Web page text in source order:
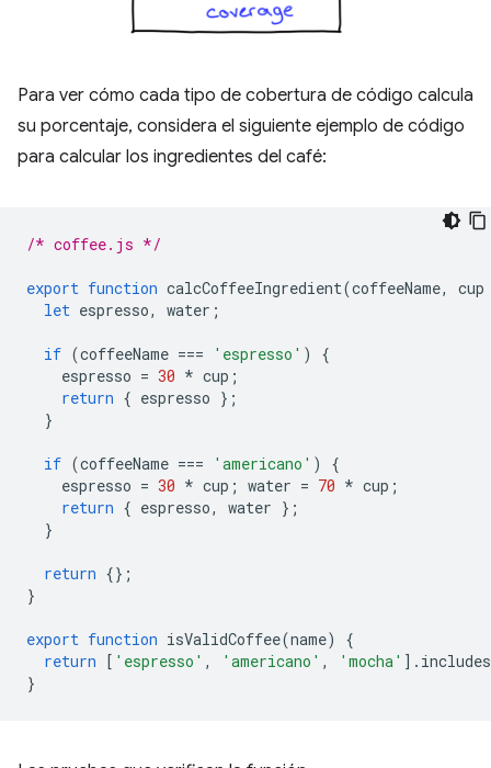
Para ver cómo cada tipo de cobertura de código calcula
su porcentaje, considera el siguiente ejemplo de código
para calcular los ingredientes del café:
/* coffee.js */
export function calcCoffeeIngredient(coffeeName,
cup
let espresso, water ;
if (coffeeName === 'espresso' )
{
espresso = 30 * cup ;
return { espresso };
}
if (coffeeName === 'americano' )
{
espresso = 30 * cup ; water = 70 * cup ;
return { espresso, water };
}
return {};
}
export function isValidCoffee(name)
{
return [ 'espresso' , 'americano' , 'mocha' ]. includes
}